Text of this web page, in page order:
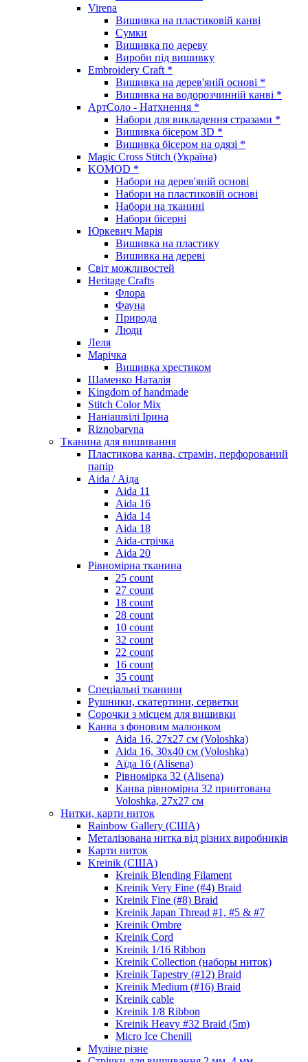
Virena
Вишивка на пластиковій канві
Сумки
Вишивка по дереву
Вироби під вишивку
Embroidery Craft *
Вишивка на дерев'яній основі *
Вишивка на водорозчинній канві *
АртСоло - Натхнення *
Набори для викладення стразами *
Вишивка бісером 3D *
Вишивка бісером на одязі *
Magic Cross Stitch (Україна)
KOMOD *
Набори на дерев'яній основі
Набори на пластиковій основі
Набори на тканині
Набори бісерні
Юркевич Марія
Вишивка на пластику
Вишивка на дереві
Світ можливостей
Heritage Crafts
Флора
Фауна
Природа
Люди
Леля
Марічка
Вишивка хрестиком
Шаменко Наталія
Kingdom of handmade
Stitch Color Mix
Наніашвілі Ірина
Riznobarvna
Тканина для вишивання
Пластикова канва, страмін, перфорований
папір
Aida / Аіда
Aida 11
Aida 16
Aida 14
Aida 18
Aida-стрічка
Aida 20
Рівномірна тканина
25 count
27 count
18 count
28 count
10 count
32 count
22 count
16 count
35 count
Спеціальні тканини
Рушники, скатертини, серветки
Сорочки з місцем для вишивки
Канва з фоновим малюнком
Aida 16, 27х27 см (Voloshka)
Aida 16, 30х40 см (Voloshka)
Аїда 16 (Alisena)
Рівномірка 32 (Alisena)
Канва рівномірна 32 принтована
Voloshka, 27х27 см
Нитки, карти ниток
Rainbow Gallery (США)
Металізована нитка від різних виробників
Карти ниток
Kreinik (США)
Kreinik Blending Filament
Kreinik Very Fine (#4) Braid
Kreinik Fine (#8) Braid
Kreinik Japan Thread #1, #5 & #7
Kreinik Ombre
Kreinik Cord
Kreinik 1/16 Ribbon
Kreinik Collection (наборы ниток)
Kreinik Tapestry (#12) Braid
Kreinik Medium (#16) Braid
Kreinik cable
Kreinik 1/8 Ribbon
Kreinik Heavy #32 Braid (5m)
Micro Ice Chenill
Муліне різне